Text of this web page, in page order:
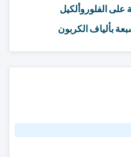
على الفلوروألكيل
بألياف الكربون